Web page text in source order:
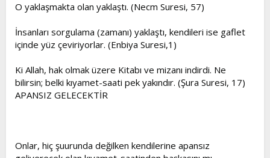
O yaklaşmakta olan yaklaştı. (Necm Suresi, 57)
İnsanları sorgulama (zamanı) yaklaştı, kendileri ise gaflet
içinde yüz çeviriyorlar. (Enbiya Suresi,1)
Ki Allah, hak olmak üzere Kitabı ve mizanı indirdi. Ne
bilirsin; belki kıyamet-saati pek yakındır. (Şura Suresi, 17)
APANSIZ GELECEKTİR
Onlar, hiç şuurunda değilken kendilerine apansız